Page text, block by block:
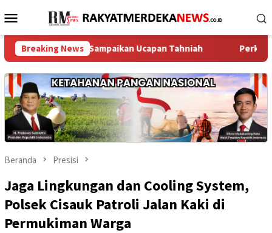
ke
Menu
Mobile
Breaking News
Sampaikan Ucapan Tahniah Perkuat Jaga
Beranda Presisi
Jaga Lingkungan dan Cooling System,
Polsek Cisauk Patroli Jalan Kaki di
Permukiman Warga